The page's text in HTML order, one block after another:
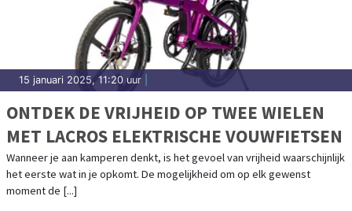
15 januari 2025, 11:20 uur
ONTDEK DE VRIJHEID OP TWEE WIELEN
MET LACROS ELEKTRISCHE VOUWFIETSEN
Wanneer je aan kamperen denkt, is het gevoel van vrijheid waarschijnlijk
het eerste wat in je opkomt. De mogelijkheid om op elk gewenst
moment de [...]